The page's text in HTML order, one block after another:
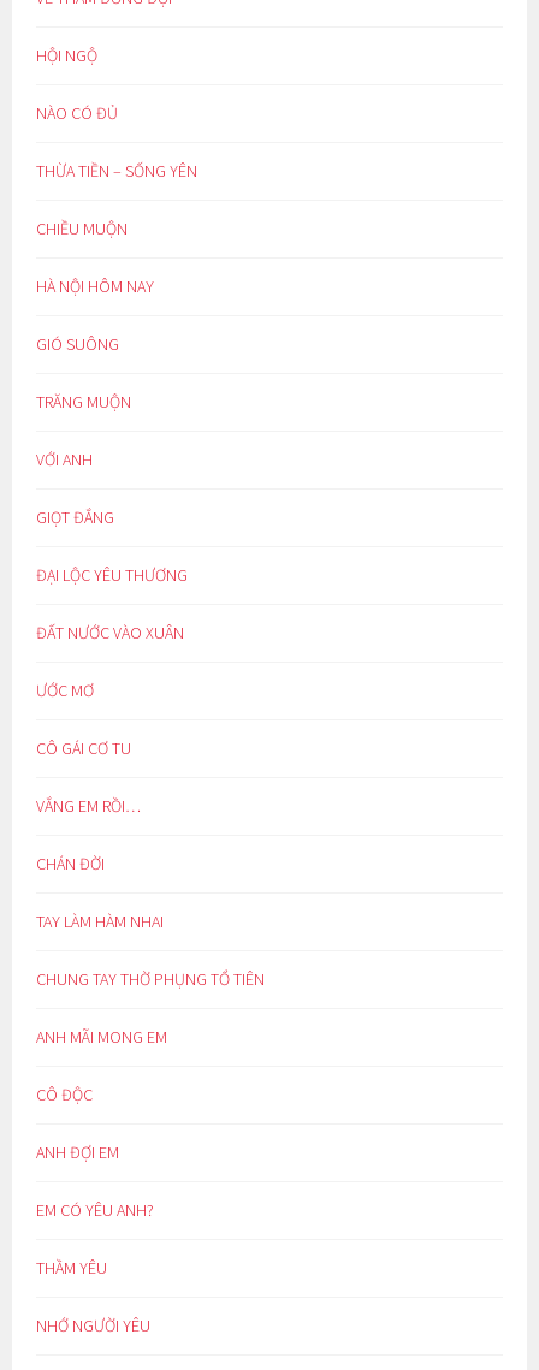
HỘI NGỘ
NÀO CÓ ĐỦ
THỪA TIỀN – SỐNG YÊN
CHIỀU MUỘN
HÀ NỘI HÔM NAY
GIÓ SUÔNG
TRĂNG MUỘN
VỚI ANH
GIỌT ĐẮNG
ĐẠI LỘC YÊU THƯƠNG
ĐẤT NƯỚC VÀO XUÂN
ƯỚC MƠ
CÔ GÁI CƠ TU
VẮNG EM RỒI…
CHÁN ĐỜI
TAY LÀM HÀM NHAI
CHUNG TAY THỜ PHỤNG TỔ TIÊN
ANH MÃI MONG EM
CÔ ĐỘC
ANH ĐỢI EM
EM CÓ YÊU ANH?
THẦM YÊU
NHỚ NGƯỜI YÊU